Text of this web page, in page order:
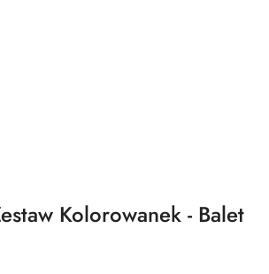
Kolorowanek - Balet